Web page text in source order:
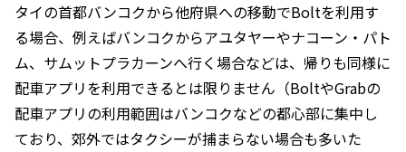
タイの首都バンコクから他府県への移動でBoltを利用す
る場合、例えばバンコクからアユタヤーやナコーン・パト
ム、サムットプラカーンへ行く場合などは、帰りも同様に
配車アプリを利用できるとは限りません（BoltやGrabの
配車アプリの利用範囲はバンコクなどの都心部に集中し
ており、郊外ではタクシーが捕まらない場合も多いた